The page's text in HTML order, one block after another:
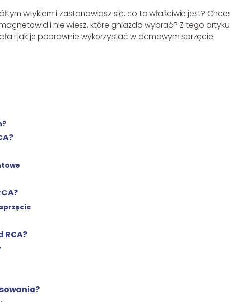
wtykiem i zastanawiasz się, co to właściwie jest?
i nie wiesz, które gniazdo wybrać? Z tego
i jak je poprawnie wykorzystać w domowym sprzęcie
RCA?